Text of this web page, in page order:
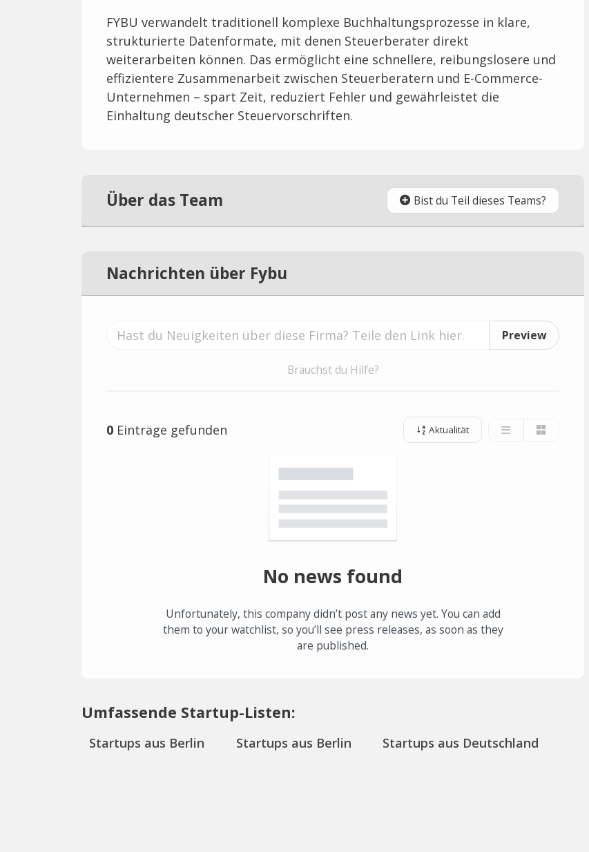
FYBU verwandelt traditionell komplexe Buchhaltungsprozesse in klare,
strukturierte Datenformate, mit denen Steuerberater direkt
weiterarbeiten können. Das ermöglicht eine schnellere, reibungslosere und
effizientere Zusammenarbeit zwischen Steuerberatern und E-Commerce-
Unternehmen – spart Zeit, reduziert Fehler und gewährleistet die
Einhaltung deutscher Steuervorschriften.
Über das Team Bist du Teil dieses Teams?
Nachrichten über Fybu
Preview
Brauchst du Hilfe?
0 Einträge gefunden Aktualität
No news found
Unfortunately, this company didn’t post any news yet. You can add
them to your watchlist, so you’ll see press releases, as soon as they
are published.
Umfassende Startup-Listen:
Startups aus Berlin Startups aus Berlin Startups aus Deutschland